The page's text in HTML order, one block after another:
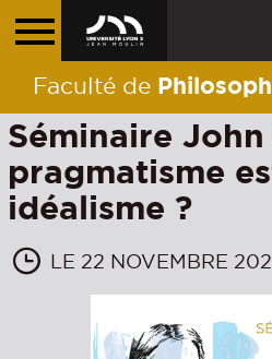
Faculté de
Séminaire
pragmatisme
idéalisme ?
LE 22 NOVEMBRE